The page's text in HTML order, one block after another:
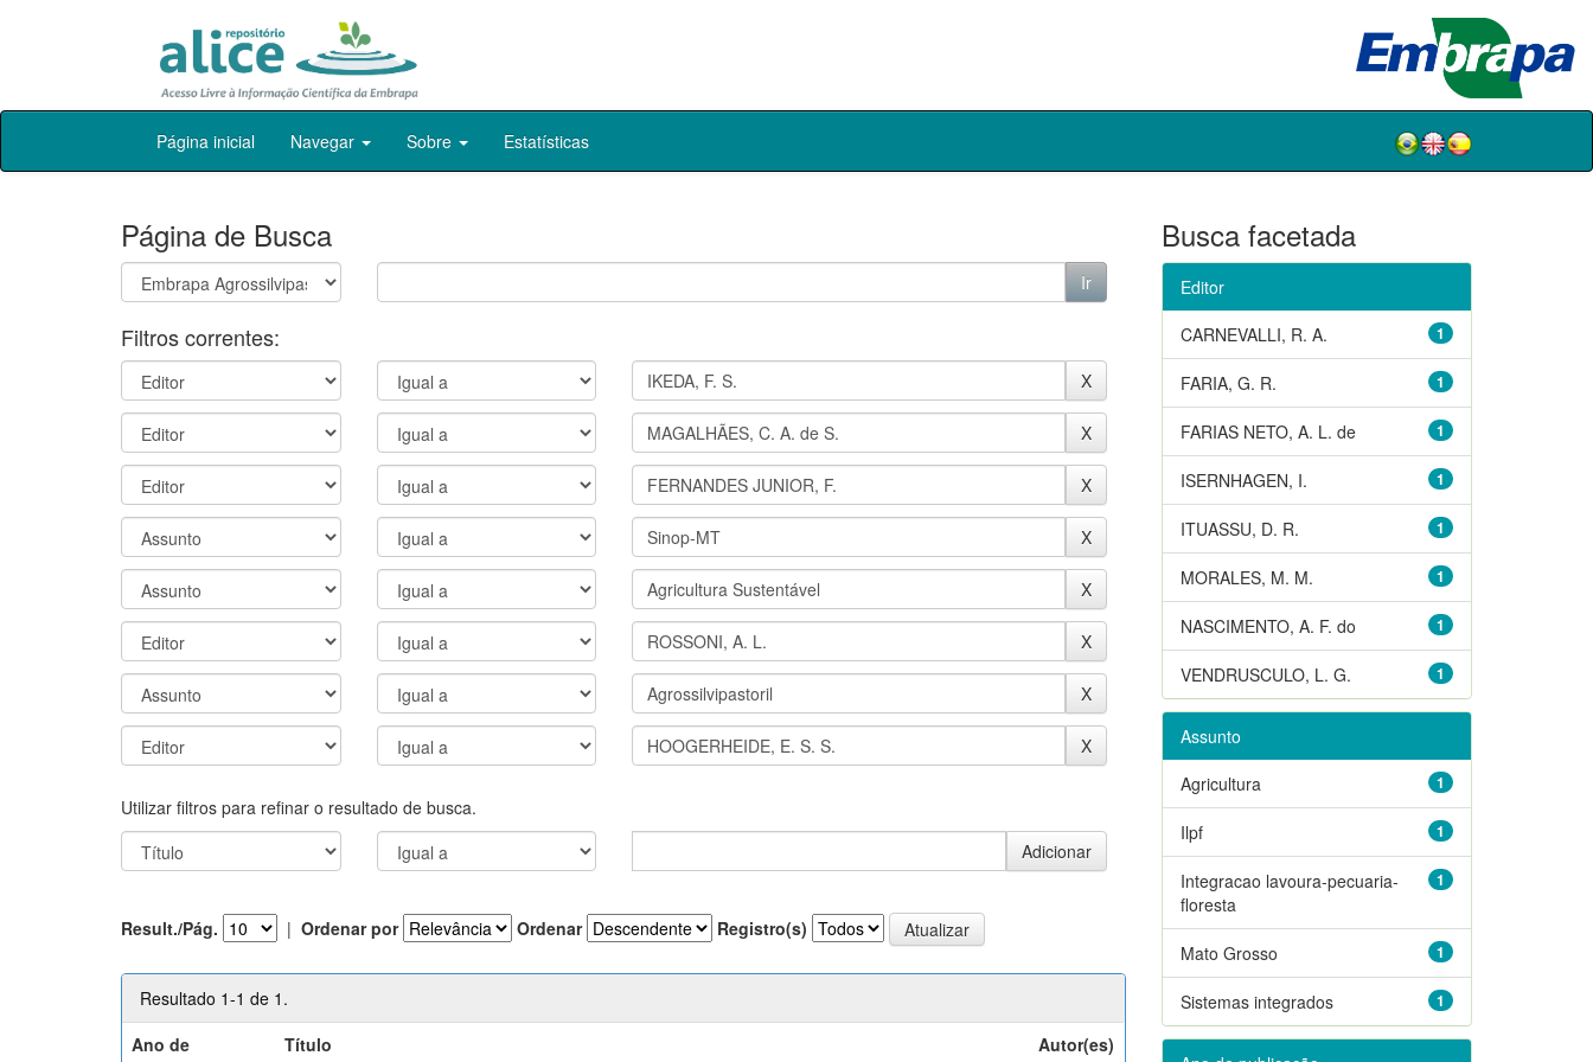
Skip
Página inicial Navegar Sobre Estatísticas
Página de Busca
Filtros correntes:
Utilizar filtros para refinar o resultado de busca.
Result./Pág. | Ordenar por Ordenar Registro(s)
Resultado 1-1 de 1.
Ano de
Título Autor(es)
Busca facetada
Editor
1
CARNEVALLI, R. A.
1
FARIA, G. R.
1
FARIAS NETO, A. L. de
1
ISERNHAGEN, I.
1
ITUASSU, D. R.
1
MORALES, M. M.
1
NASCIMENTO, A. F. do
1
VENDRUSCULO, L. G.
Assunto
1
Agricultura
1
Ilpf
1
Integracao lavoura-pecuaria-
floresta
1
Mato Grosso
1
Sistemas integrados